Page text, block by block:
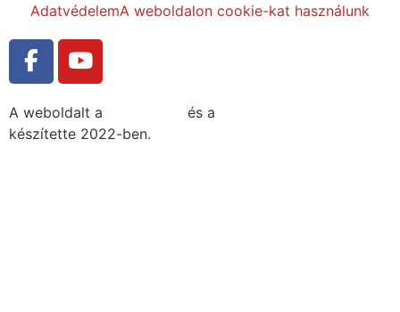
AdatvédelemA weboldalon cookie-kat használunk
A weboldalt a és a
készítette 2022-ben.